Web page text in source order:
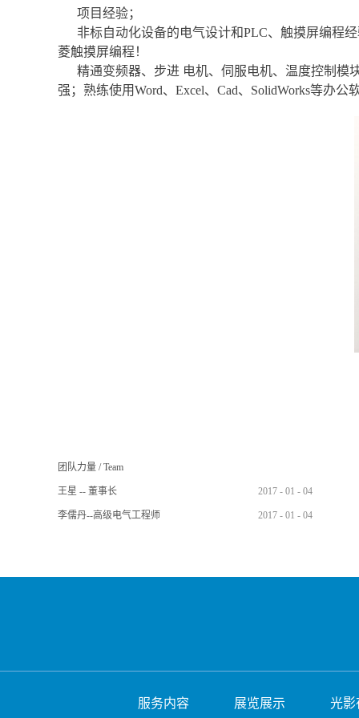
项目经验；
非标自动化设备的电气设计和PLC、触摸屏编程
菱触摸屏编程！
精通变频器、步进 电机、伺服电机、温度控制模
强；熟练使用Word、Excel、Cad、SolidWorks等办公
团队力量 / Team
王星 -- 董事长 2017 - 01 - 04
李儒丹--高级电气工程师 2017 - 01 - 04
服务内容 展览展示 光影